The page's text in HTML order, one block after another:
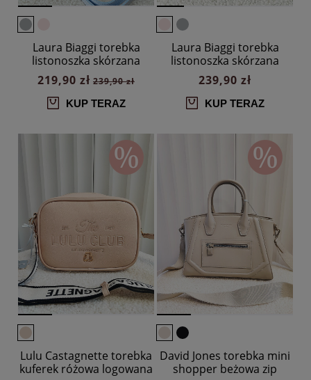
Laura Biaggi torebka
listonoszka skórzana
niebieska pszczółka
219,90 zł 239,90 zł
KUP TERAZ
Laura Biaggi torebka
listonoszka skórzana
różowa pszczółka
239,90 zł
KUP TERAZ
Lulu Castagnette torebka
kuferek różowa logowana
David Jones torebka mini
shopper beżowa zip